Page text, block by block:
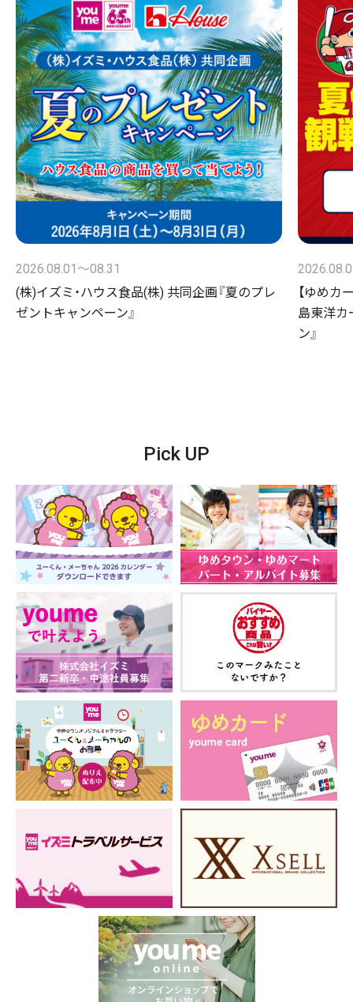
2026.08.01〜08.31
(株)イズミ・ハウス食品(株) 共同企画『夏のプレ
ゼントキャンペーン』
【ゆめカ
島東洋カ
ン』
Pick UP